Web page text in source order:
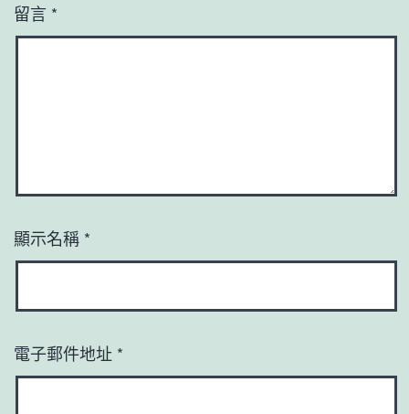
留言 *
顯示名稱 *
電子郵件地址 *